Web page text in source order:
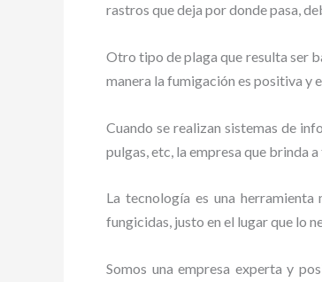
rastros que deja por donde pasa,
Otro tipo de plaga que resulta ser
manera la fumigación es positiva y
Cuando se realizan sistemas de
pulgas, etc, la empresa que brinda
La tecnología es una
fungicidas, justo en el lugar que lo
Somos una empresa experta y